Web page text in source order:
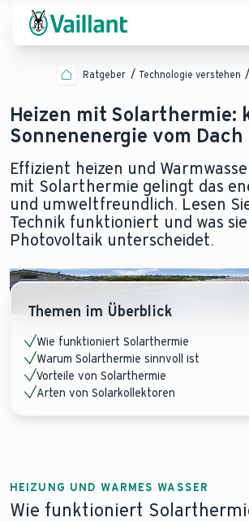
Ratgeber Technologie verstehen
Heizen mit Solarthermie:
Sonnenenergie vom Dach
Effizient heizen und
mit Solarthermie gelingt das
und umweltfreundlich. Lesen
Technik funktioniert und was
Photovoltaik unterscheidet.
Themen im Überblick
Wie funktioniert Solarthermie
Warum Solarthermie sinnvoll ist
Vorteile von Solarthermie
Arten von Solarkollektoren
HEIZUNG UND WARMES WASSER
Wie funktioniert